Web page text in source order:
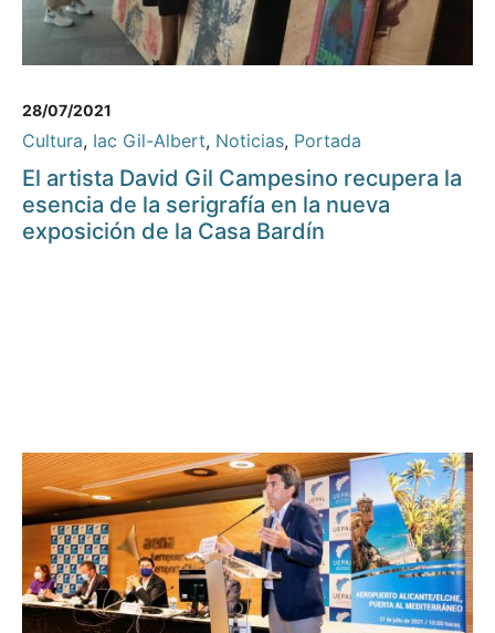
28/07/2021
Cultura, Iac Gil-Albert, Noticias, Portada
El artista David Gil Campesino recupera la
esencia de la serigrafía en la nueva
exposición de la Casa Bardín